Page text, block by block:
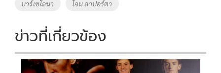
k k
บาร์เซโลนา โจน ลาปอร์ตา
ข่าวที่เกี่ยวข้อง